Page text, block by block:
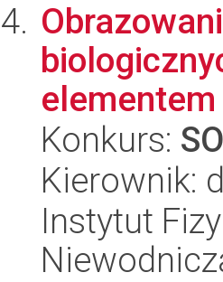
Konkurs:
Kierownik:
Instytut